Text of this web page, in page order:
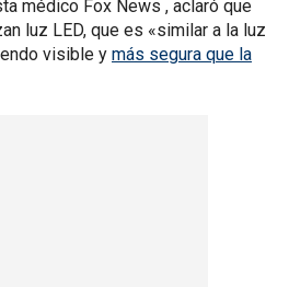
médico Fox News , aclaró que
luz LED, que es «similar a la luz
visible y más segura que la